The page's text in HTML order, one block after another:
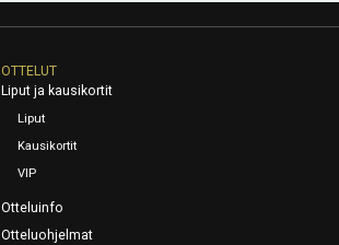
OTTELUT
Liput ja kausikortit
Liput
Kausikortit
VIP
Otteluinfo
Otteluohjelmat